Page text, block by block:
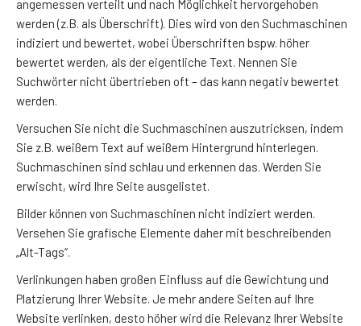
angemessen verteilt und nach Möglichkeit hervorgehoben
werden (z.B. als Überschrift). Dies wird von den Suchmaschinen
indiziert und bewertet, wobei Überschriften bspw. höher
bewertet werden, als der eigentliche Text. Nennen Sie
Suchwörter nicht übertrieben oft – das kann negativ bewertet
werden.
Versuchen Sie nicht die Suchmaschinen auszutricksen, indem
Sie z.B. weißem Text auf weißem Hintergrund hinterlegen.
Suchmaschinen sind schlau und erkennen das. Werden Sie
erwischt, wird Ihre Seite ausgelistet.
Bilder können von Suchmaschinen nicht indiziert werden.
Versehen Sie grafische Elemente daher mit beschreibenden
„Alt-Tags“.
Verlinkungen haben großen Einfluss auf die Gewichtung und
Platzierung Ihrer Website. Je mehr andere Seiten auf Ihre
Website verlinken, desto höher wird die Relevanz Ihrer Website